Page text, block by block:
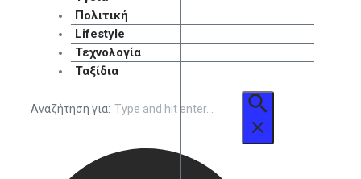
Πολιτική
Lifestyle
Τεχνολογία
Ταξίδια
Αναζήτηση για: